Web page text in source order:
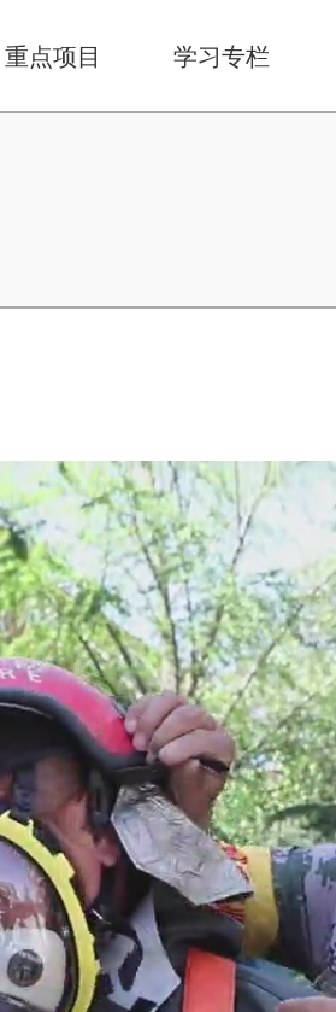
重点项目 学习专栏